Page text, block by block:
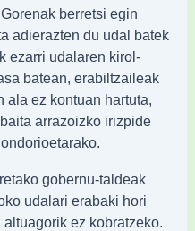
berretsi egin
adierazten du udal batek
ezarri udalaren kirol-
batean, erabiltzaileak
ala ez kontuan hartuta,
arrazoizko irizpide
gobernu-taldeak
udalari erabaki hori
ez kobratzeko.